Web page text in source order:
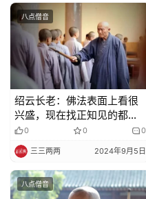
院
巡
礼
频
纪
录
佛
八点僧音
绍云长老：佛法表面上看很
兴盛，现在找正知见的都少
了0 0 0
三三两两 2024年9月5日
八点僧音